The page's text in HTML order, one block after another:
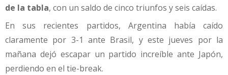
de la tabla, con un saldo de cinco triunfos y seis caídas.
En sus recientes partidos, Argentina había caído
claramente por 3-1 ante Brasil, y este jueves por la
mañana dejó escapar un partido increíble ante Japón,
perdiendo en el tie-break.